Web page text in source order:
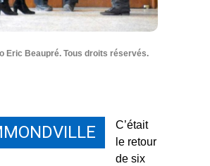
Eric Beaupré. Tous droits réservés.
C’était
le retour
de six